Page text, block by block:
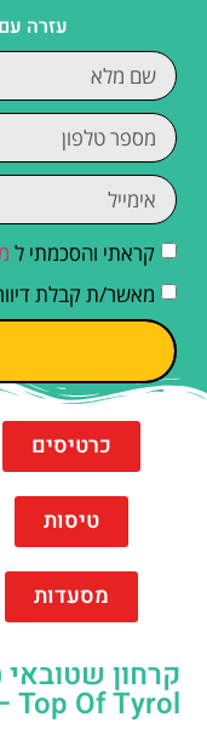
עזרה
קראתי והסכמתי ל
מאשר/ת קבלת
כרטיסים
טיסות
מסעדות
Top Of Tyrol – חבל טירול למטיילים